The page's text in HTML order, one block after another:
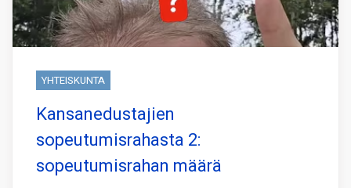
YHTEISKUNTA
Kansanedustajien
sopeutumisrahasta 2:
sopeutumisrahan määrä